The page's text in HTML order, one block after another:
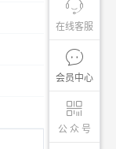
在线客服
会员中心
公 众 号